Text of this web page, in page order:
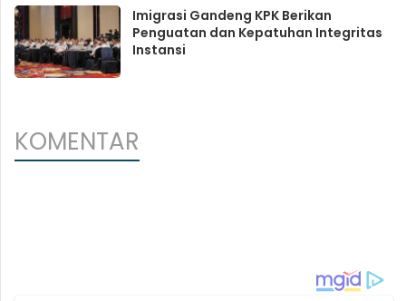
Imigrasi Gandeng KPK Berikan
Penguatan dan Kepatuhan Integritas
Instansi
KOMENTAR